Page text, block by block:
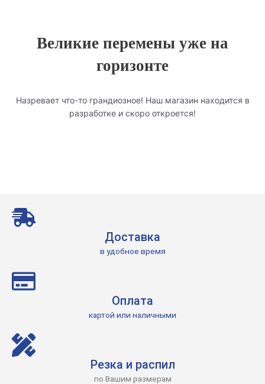
Великие перемены уже на
горизонте
Назревает что-то грандиозное! Наш магазин находится в
разработке и скоро откроется!
Доставка
в удобное время
Оплата
картой или наличными
Резка и распил
по Вашим размерам